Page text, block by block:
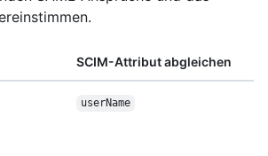
SCIM-Attribut abgleichen
userName